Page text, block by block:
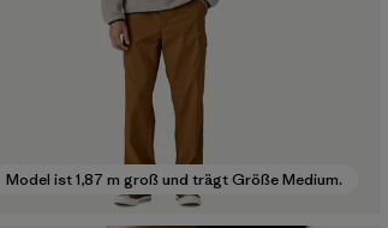
Model ist 1,87 m groß und trägt Größe Medium.